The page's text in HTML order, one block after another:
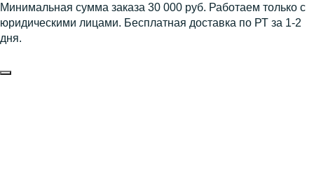
Минимальная сумма заказа 30 000 руб. Работаем только с
юридическими лицами. Бесплатная доставка по РТ за 1-2
дня.